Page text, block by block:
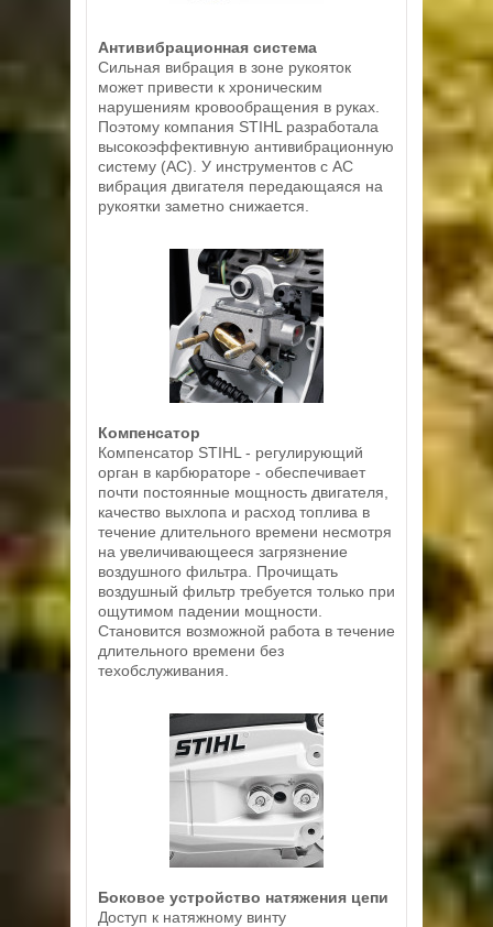
Антивибрационная система
Сильная вибрация в зоне рукояток
может привести к хроническим
нарушениям кровообращения в руках.
Поэтому компания STIHL разработала
высокоэффективную антивибрационную
систему (АС). У инструментов с АС
вибрация двигателя передающаяся на
рукоятки заметно снижается.
Компенсатор
Компенсатор STIHL - регулирующий
орган в карбюраторе - обеспечивает
почти постоянные мощность двигателя,
качество выхлопа и расход топлива в
течение длительного времени несмотря
на увеличивающееся загрязнение
воздушного фильтра. Прочищать
воздушный фильтр требуется только при
ощутимом падении мощности.
Становится возможной работа в течение
длительного времени без
техобслуживания.
Боковое устройство натяжения цепи
Доступ к натяжному винту